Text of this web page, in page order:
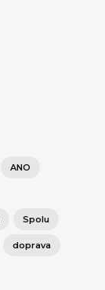
ANO
Spolu
doprava